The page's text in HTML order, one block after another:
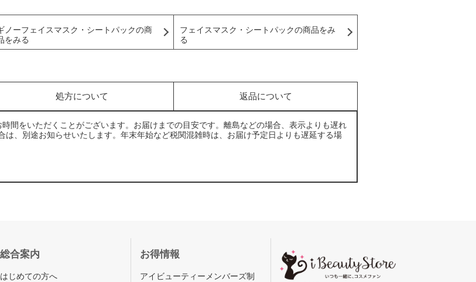
ノーフェイスマスク・シートパックの商
をみる
フェイスマスク・シートパックの商品をみ
る
処方について 返品について
間をいただくことがございます。お届けまでの目安です。離島などの場合、表示よりも遅れ
は、別途お知らせいたします。年末年始など税関混雑時は、お届け予定日よりも遅延する場
総合案内
はじめての方へ
お得情報
アイビューティーメンバーズ制